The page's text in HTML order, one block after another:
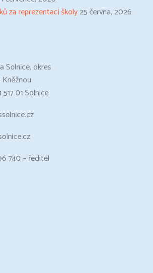
za reprezentaci školy25 června, 2026
Solnice, okres
01 Solnice
740 – ředitel